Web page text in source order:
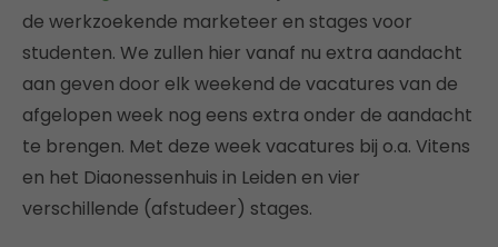
de werkzoekende marketeer en stages voor
studenten. We zullen hier vanaf nu extra aandacht
aan geven door elk weekend de vacatures van de
afgelopen week nog eens extra onder de aandacht
te brengen. Met deze week vacatures bij o.a. Vitens
en het Diaonessenhuis in Leiden en vier
verschillende (afstudeer) stages.